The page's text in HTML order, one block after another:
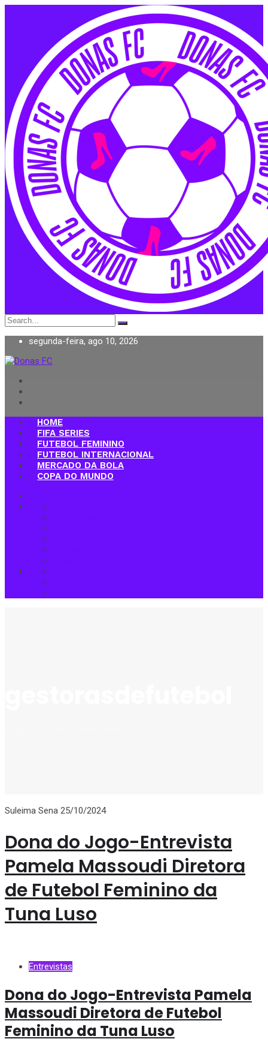
Search
for:
segunda-feira, ago 10, 2026
Donas FC
HOME
FIFA SERIES
FUTEBOL FEMININO
FUTEBOL INTERNACIONAL
MERCADO DA BOLA
COPA DO MUNDO
Suleima Sena 25/10/2024
Dona do Jogo-Entrevista
Pamela Massoudi Diretora
de Futebol Feminino da
Tuna Luso
Entrevistas
Dona do Jogo-Entrevista Pamela
Massoudi Diretora de Futebol
Feminino da Tuna Luso